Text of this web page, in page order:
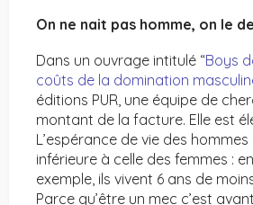
On ne nait pas homme, on le
Dans un ouvrage intitulé “Boys
coûts de la domination
éditions PUR, une équipe de
montant de la facture. Elle est
L’espérance de vie des
inférieure à celle des femmes :
exemple, ils vivent 6 ans de
Parce qu’être un mec c’est